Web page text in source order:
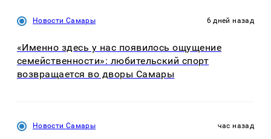
Новости Самары 6 дней назад
«Именно здесь у нас появилось ощущение
семейственности»: любительский спорт
возвращается во дворы Самары
Новости Самары час назад